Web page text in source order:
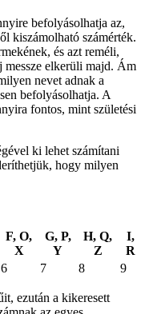
befolyásolhatja az,
kiszámolható számérték.
és azt reméli,
messze elkerüli majd. Ám
nevet adnak a
befolyásolhatja. A
fontos, mint születési
ki lehet számítani
hogy milyen
F, O,
X
G, P,
Y
H, Q,
Z
I,
R
6 7 8 9
ezután a kikeresett